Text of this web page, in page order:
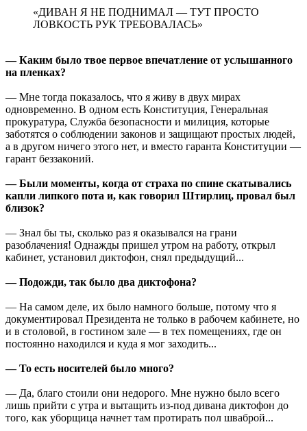
«ДИВАН Я НЕ ПОДНИМАЛ — ТУТ ПРОСТО
ЛОВКОСТЬ РУК ТРЕБОВАЛАСЬ»
— Каким было твое первое впечатление от услышанного
на пленках?
— Мне тогда показалось, что я живу в двух мирах
одновременно. В одном есть Конституция, Генеральная
прокуратура, Служба безопасности и милиция, которые
заботятся о соблюдении законов и защищают простых людей,
а в другом ничего этого нет, и вместо гаранта Конституции —
гарант беззаконий.
— Были моменты, когда от страха по спине скатывались
капли липкого пота и, как говорил Штирлиц, провал был
близок?
— Знал бы ты, сколько раз я оказывался на грани
разоблачения! Однажды пришел утром на работу, открыл
кабинет, установил диктофон, снял предыдущий...
— Подожди, так было два диктофона?
— На самом деле, их было намного больше, потому что я
документировал Президента не только в рабочем кабинете, но
и в столовой, в гостином зале — в тех помещениях, где он
постоянно находился и куда я мог заходить...
— То есть носителей было много?
— Да, благо стоили они недорого. Мне нужно было всего
лишь прийти с утра и вытащить из-под дивана диктофон до
того, как уборщица начнет там протирать пол шваброй...